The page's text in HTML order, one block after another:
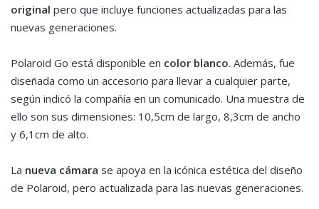
original pero que incluye funciones actualizadas para las
nuevas generaciones.
Polaroid Go está disponible en color blanco. Además, fue
diseñada como un accesorio para llevar a cualquier parte,
según indicó la compañía en un comunicado. Una muestra de
ello son sus dimensiones: 10,5cm de largo, 8,3cm de ancho
y 6,1cm de alto.
La nueva cámara se apoya en la icónica estética del diseño
de Polaroid, pero actualizada para las nuevas generaciones.